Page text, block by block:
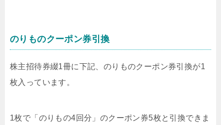
のりものクーポン券引換
株主招待券綴1冊に下記、のりものクーポン券引換が1
枚入っています。
1枚で「のりもの4回分」のクーポン券5枚と引換できま